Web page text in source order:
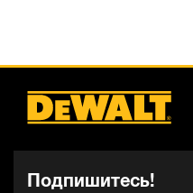
Подпишитесь!